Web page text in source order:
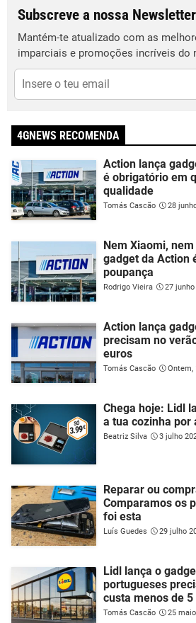
Subscreve a nossa Newsletter
Mantém-te atualizado com as
imparciais e promoções incríveis do
4GNEWS RECOMENDA
Action lança
é obrigatório em
qualidade
Tomás Cascão 28
Nem Xiaomi,
gadget da Action
poupança
Rodrigo Vieira 27
Action lança
precisam no
euros
Tomás Cascão Ontem,
Chega hoje: Lidl
a tua cozinha por
Beatriz Silva 3 julho
Reparar ou
Comparamos os
foi esta
Luís Guedes 29 julho
Lidl lança o
portugueses
custa menos de
Tomás Cascão 25